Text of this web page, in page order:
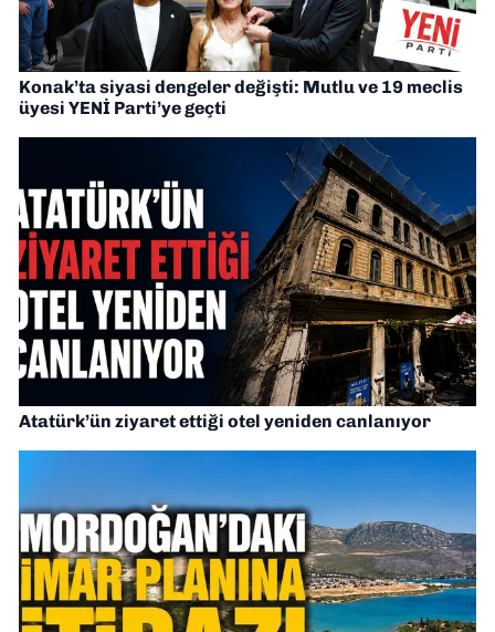
Konak’ta siyasi dengeler değişti: Mutlu ve 19 meclis
üyesi YENİ Parti’ye geçti
Atatürk’ün ziyaret ettiği otel yeniden canlanıyor